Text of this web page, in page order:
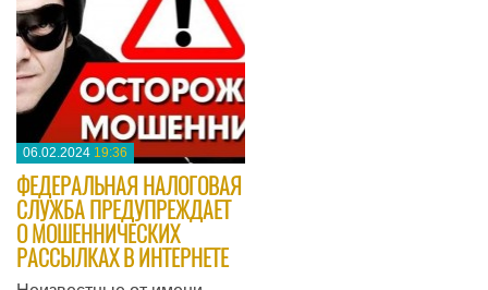
06.02.2024 19:36
​ФЕДЕРАЛЬНАЯ НАЛОГОВАЯ
СЛУЖБА ПРЕДУПРЕЖДАЕТ
О МОШЕННИЧЕСКИХ
РАССЫЛКАХ В ИНТЕРНЕТЕ